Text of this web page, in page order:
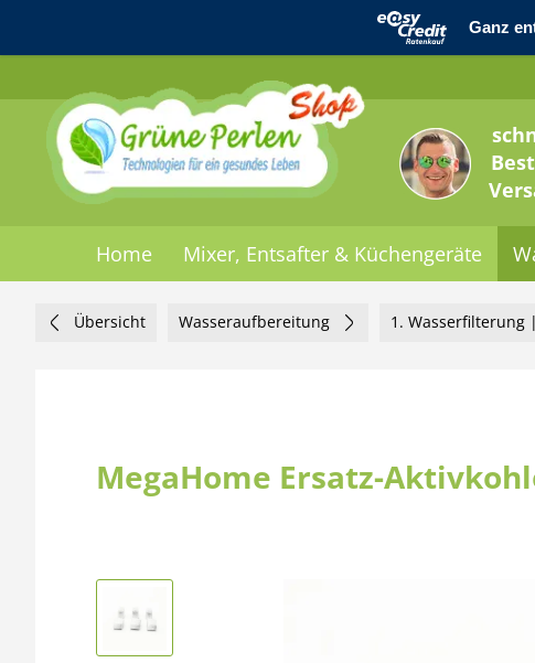
Home Mixer, Entsafter & Küchengeräte
Übersicht Wasseraufbereitung 1.
MegaHome Ersatz-